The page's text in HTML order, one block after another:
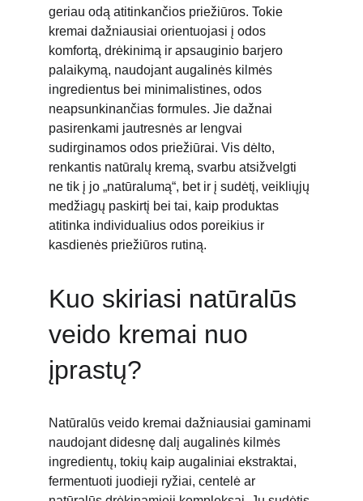
geriau odą atitinkančios priežiūros. Tokie
kremai dažniausiai orientuojasi į odos
komfortą, drėkinimą ir apsauginio barjero
palaikymą, naudojant augalinės kilmės
ingredientus bei minimalistines, odos
neapsunkinančias formules. Jie dažnai
pasirenkami jautresnės ar lengvai
sudirginamos odos priežiūrai. Vis dėlto,
renkantis natūralų kremą, svarbu atsižvelgti
ne tik į jo „natūralumą“, bet ir į sudėtį, veikliųjų
medžiagų paskirtį bei tai, kaip produktas
atitinka individualius odos poreikius ir
kasdienės priežiūros rutiną.
Kuo skiriasi natūralūs
veido kremai nuo
įprastų?
Natūralūs veido kremai dažniausiai gaminami
naudojant didesnę dalį augalinės kilmės
ingredientų, tokių kaip augaliniai ekstraktai,
fermentuoti juodieji ryžiai, centelė ar